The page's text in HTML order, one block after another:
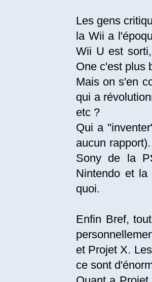
Les gens
la Wii a
Wii U est
One c'est plus
Mais on s'en
qui a
etc ?
Qui a
aucun
Sony de la
Nintendo et la
quoi.
Enfin Bref,
et Projet X.
ce sont